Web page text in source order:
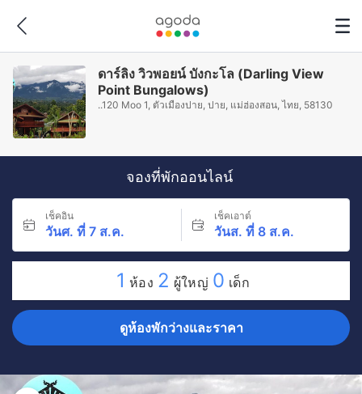
ดาร์ลิง วิวพอยน์ บังกะโล (Darling View
Point Bungalows)
..120 Moo 1, ตัวเมืองปาย, ปาย, แม่ฮ่องสอน, ไทย, 58130
จองที่พักออนไลน์
เช็คอิน
วันศ. ที่ 7 ส.ค.
เช็คเอาต์
วันส. ที่ 8 ส.ค.
1 ห้อง 2 ผู้ใหญ่ 0 เด็ก
ดูห้องพักว่างและราคา